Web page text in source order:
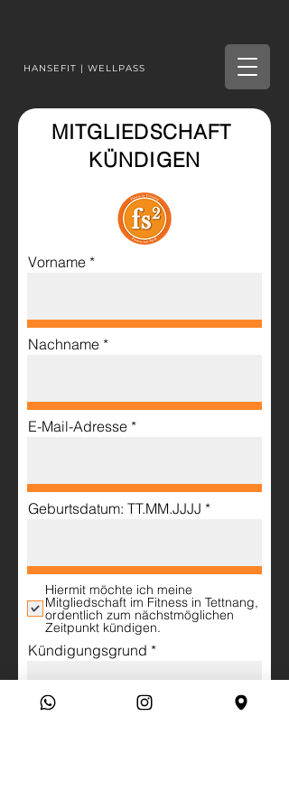
HANSEFIT | WELLPASS
MITGLIEDSCHAFT
KÜNDIGEN
Vorname
Nachname
E-Mail-Adresse
Geburtsdatum: TT.MM.JJJJ
Hiermit möchte ich meine
Mitgliedschaft im Fitness in Tettnang,
ordentlich zum nächstmöglichen
Zeitpunkt kündigen.
Kündigungsgrund